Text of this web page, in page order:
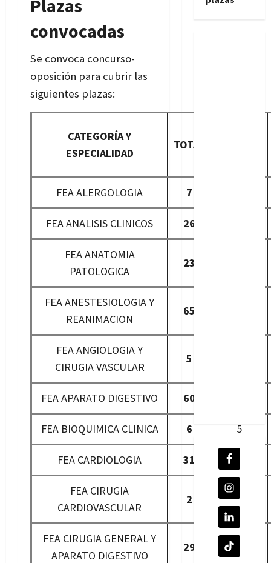
Plazas
convocadas
Se convoca concurso-
oposición para cubrir las
siguientes plazas:
CATEGORÍA Y
ESPECIALIDAD
TOTAL
FEA ALERGOLOGIA 7
FEA ANALISIS CLINICOS 26
FEA ANATOMIA
PATOLOGICA
23
FEA ANESTESIOLOGIA Y
REANIMACION
65
FEA ANGIOLOGIA Y
CIRUGIA VASCULAR
5
FEA APARATO DIGESTIVO 60
FEA BIOQUIMICA CLINICA 6 5
FEA CARDIOLOGIA 31
FEA CIRUGIA
CARDIOVASCULAR
2 2
FEA CIRUGIA GENERAL Y
APARATO DIGESTIVO
29 26